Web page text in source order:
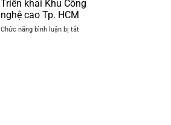
học
nhật
Triển khai Khu Công
nghệ cao Tp. HCM
Chức năng bình luận bị tắtở